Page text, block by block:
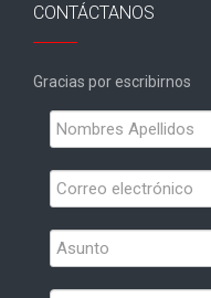
CONTÁCTANOS
Gracias por escribirnos